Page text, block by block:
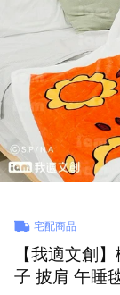
宅配商品
【我適文創
子 披肩 午睡